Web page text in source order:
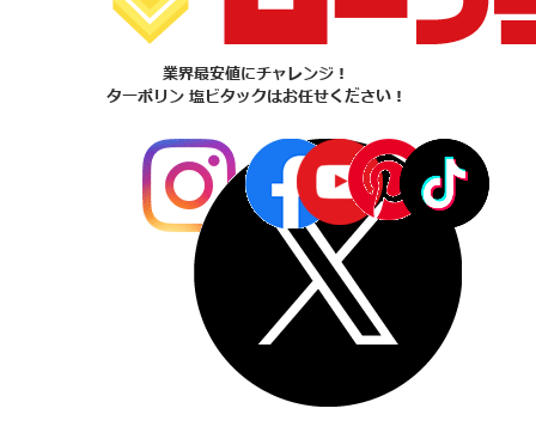
業界最安値にチャレンジ！
ターポリン 塩ビタックはお任せください！